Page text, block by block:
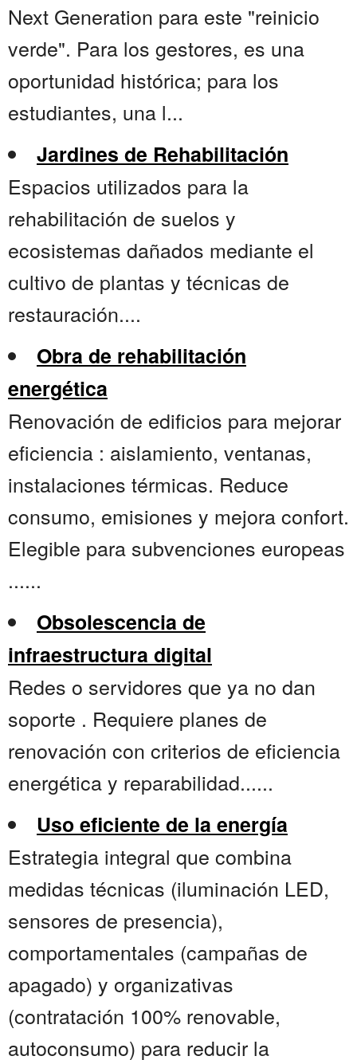
Next Generation para este "reinicio
verde". Para los gestores, es una
oportunidad histórica; para los
estudiantes, una l...
Jardines de Rehabilitación
Espacios utilizados para la
rehabilitación de suelos y
ecosistemas dañados mediante el
cultivo de plantas y técnicas de
restauración....
Obra de rehabilitación
energética
Renovación de edificios para mejorar
eficiencia : aislamiento, ventanas,
instalaciones térmicas. Reduce
consumo, emisiones y mejora confort.
Elegible para subvenciones europeas
......
Obsolescencia de
infraestructura digital
Redes o servidores que ya no dan
soporte . Requiere planes de
renovación con criterios de eficiencia
energética y reparabilidad......
Uso eficiente de la energía
Estrategia integral que combina
medidas técnicas (iluminación LED,
sensores de presencia),
comportamentales (campañas de
apagado) y organizativas
(contratación 100% renovable,
autoconsumo) para reducir la